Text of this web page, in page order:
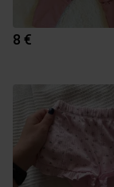
8 €